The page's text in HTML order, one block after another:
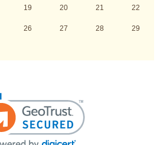
19 20 21 22
26 27 28 29